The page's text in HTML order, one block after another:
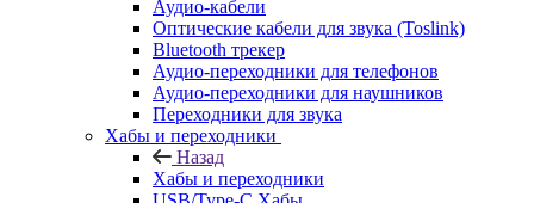
Аудио-кабели
Оптические кабели для звука (Toslink)
Bluetooth трекер
Аудио-переходники для телефонов
Аудио-переходники для наушников
Переходники для звука
Хабы и переходники
Назад
Хабы и переходники